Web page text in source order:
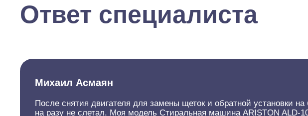
Ответ специалиста
Михаил Асмаян
После снятия двигателя для замены щеток и обратной установки
на разу не слетал. Моя модель Стиральная машина ARISTON ALD-